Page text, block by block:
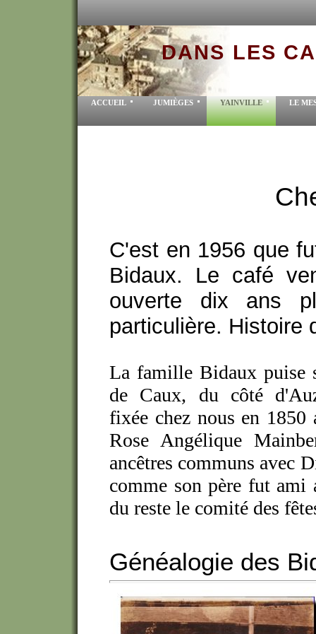
DANS LES
ACCUEIL JUMIÈGES YAINVILLE LE
C'est en 1956 que
Bidaux. Le café
ouverte dix ans
particulière. Histoire
La famille Bidaux puise
de Caux, du côté
fixée chez nous en 1850
Rose Angélique
ancêtres communs avec
comme son père fut ami
du reste le comité des
Généalogie des